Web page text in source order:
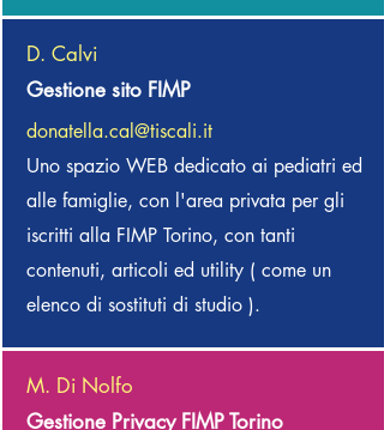
D. Calvi
Gestione sito FIMP
donatella.cal@tiscali.it
Uno spazio WEB dedicato ai pediatri ed
alle famiglie, con l'area privata per gli
iscritti alla FIMP Torino, con tanti
contenuti, articoli ed utility ( come un
elenco di sostituti di studio ).
M. Di Nolfo
Gestione Privacy FIMP Torino